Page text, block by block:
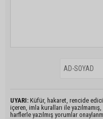
UYARI: Küfür, hakaret, rencide
içeren, imla kuralları ile
harflerle yazılmış yorumlar